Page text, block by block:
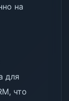
на
для
что